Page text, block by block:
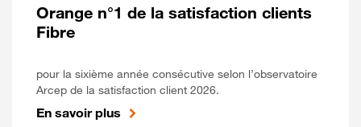
Orange n°1 de la satisfaction clients
Fibre
pour la sixième année consécutive selon l’observatoire
Arcep de la satisfaction client 2026.
En savoir plus